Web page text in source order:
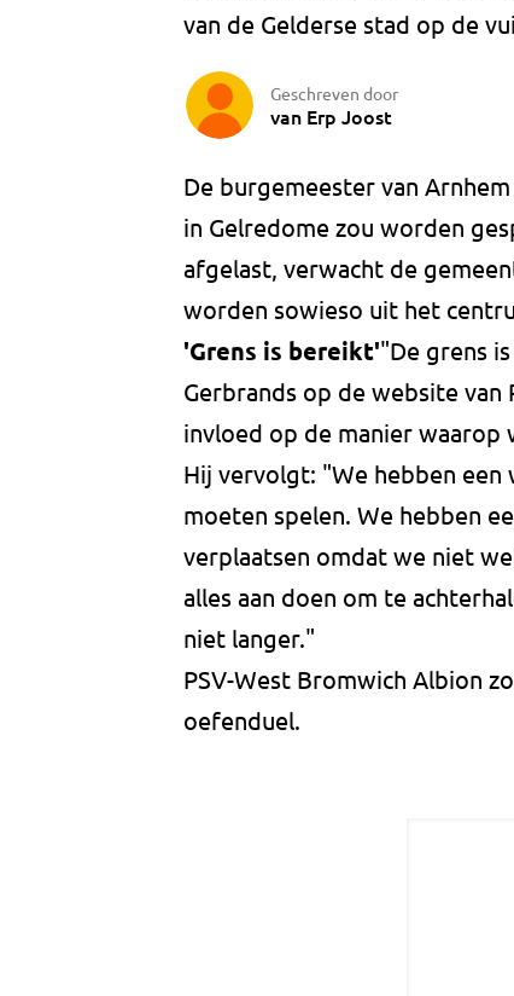
van de Gelderse stad op de
Geschreven door
van Erp Joost
De burgemeester van
in Gelredome zou worden
afgelast, verwacht de
worden sowieso uit het
'Grens is bereikt'"De grens
Gerbrands op de website
invloed op de manier waarop
Hij vervolgt: "We hebben
moeten spelen. We hebben
verplaatsen omdat we niet
alles aan doen om te
niet langer."
PSV-West Bromwich Albion
oefenduel.